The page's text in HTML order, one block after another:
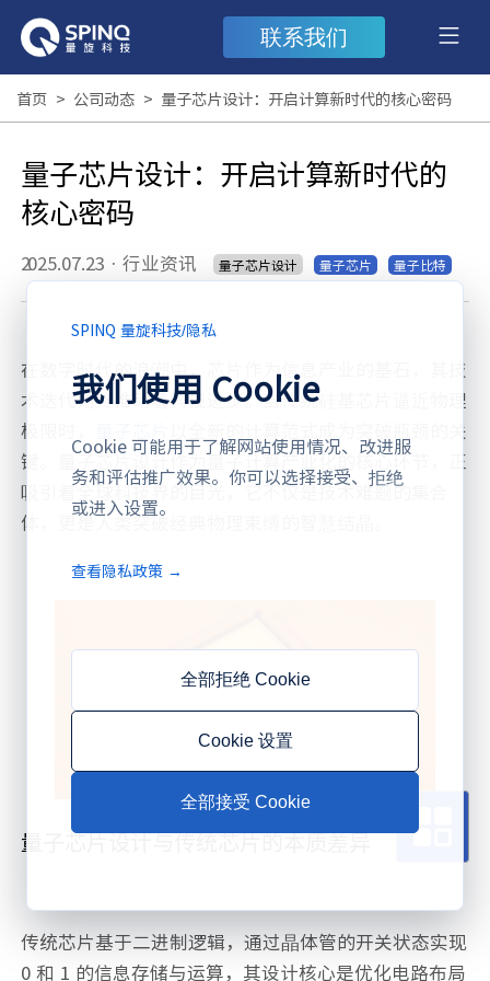
联系我们
首页 > 公司动态 > 量子芯片设计：开启计算新时代的核心密码
量子芯片设计：开启计算新时代的
核心密码
2025.07.23 · 行业资讯 量子芯片设计 量子芯片 量子比特
在数字时代的浪潮中，芯片作为信息产业的基石，其技
术迭代始终推动着科技进步。当传统硅基芯片逼近物理
极限时，
以全新的计算范式成为突破瓶颈的关
键。量子芯片设计作为量子计算产业化的核心环节，正
吸引着全球科技界的目光，它不仅是技术难题的集合
体，更是人类突破经典物理束缚的智慧结晶。
量子芯片设计与传统芯片的本质差异
传统芯片基于二进制逻辑，通过晶体管的开关状态实现
0 和 1 的信息存储与运算，其设计核心是优化电路布局
SPINQ 量旋科技/隐私
我们使用 Cookie
Cookie 可能用于了解网站使用情况、改进服
务和评估推广效果。你可以选择接受、拒绝
或进入设置。
查看隐私政策 →
全部拒绝 Cookie
Cookie 设置
全部接受 Cookie